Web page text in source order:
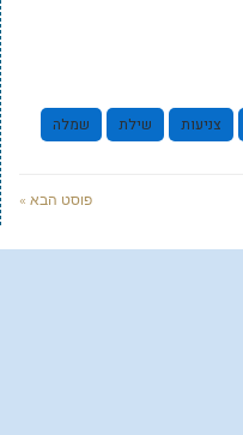
צניעות שילת שמלה
פוסט הבא »